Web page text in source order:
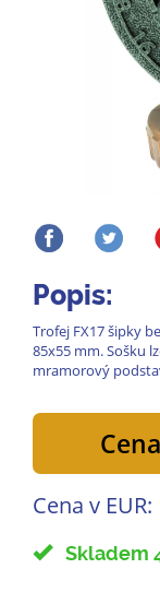
Popis:
Trofej FX17 šipky
85x55 mm. Sošku
mramorový
Cena v EUR:
Skladem